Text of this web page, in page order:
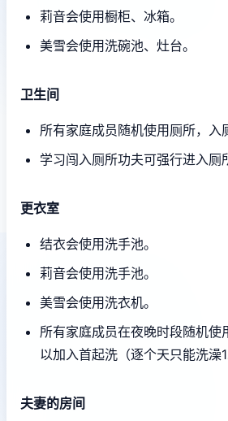
莉音会使用橱柜、冰箱。
美雪会使用洗碗池、灶台。
卫生间
所有家庭成员随机使用厕所，入
学习闯入厕所功夫可强行进入厕
更衣室
结衣会使用洗手池。
莉音会使用洗手池。
美雪会使用洗衣机。
所有家庭成员在夜晚时段随机使
以加入首起洗（逐个天只能洗澡1
夫妻的房间